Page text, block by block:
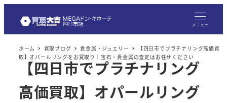
メニュー
ホーム 買取ブログ 貴金属・ジュエリー
【四日市でプラチナリング高価買
取】オパールリングをお買取り｜宝石・貴金属の査定はお任せください
【四日市でプラチナリング
高価買取】オパールリング